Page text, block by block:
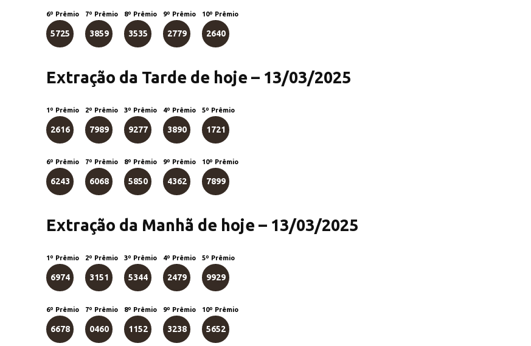
6º Prêmio
5725
7º Prêmio
3859
8º Prêmio
3535
9º Prêmio
2779
10º Prêmio
2640
Extração da Tarde de hoje – 13/03/2025
1º Prêmio
2616
2º Prêmio
7989
3º Prêmio
9277
4º Prêmio
3890
5º Prêmio
1721
6º Prêmio
6243
7º Prêmio
6068
8º Prêmio
5850
9º Prêmio
4362
10º Prêmio
7899
Extração da Manhã de hoje – 13/03/2025
1º Prêmio
6974
2º Prêmio
3151
3º Prêmio
5344
4º Prêmio
2479
5º Prêmio
9929
6º Prêmio
6678
7º Prêmio
0460
8º Prêmio
1152
9º Prêmio
3238
10º Prêmio
5652